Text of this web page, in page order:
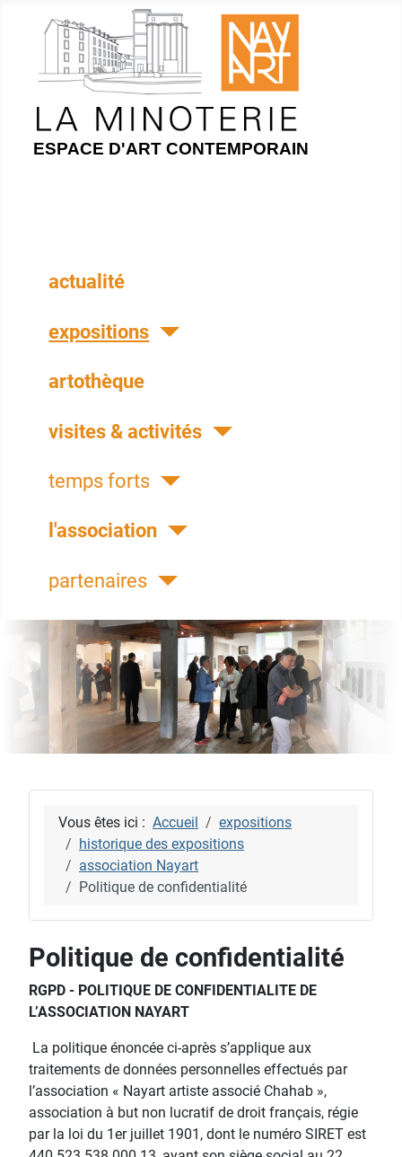
ESPACE D'ART CONTEMPORAIN
actualité
expositions
artothèque
visites & activités
temps forts
l'association
partenaires
Vous êtes ici : Accueil
expositions
historique des expositions
association Nayart
Politique de confidentialité
Politique de confidentialité
RGPD - POLITIQUE DE CONFIDENTIALITE DE
L’ASSOCIATION NAYART
La politique énoncée ci-après s’applique aux
traitements de données personnelles effectués par
l’association « Nayart artiste associé Chahab »,
association à but non lucratif de droit français, régie
par la loi du 1er juillet 1901, dont le numéro SIRET est